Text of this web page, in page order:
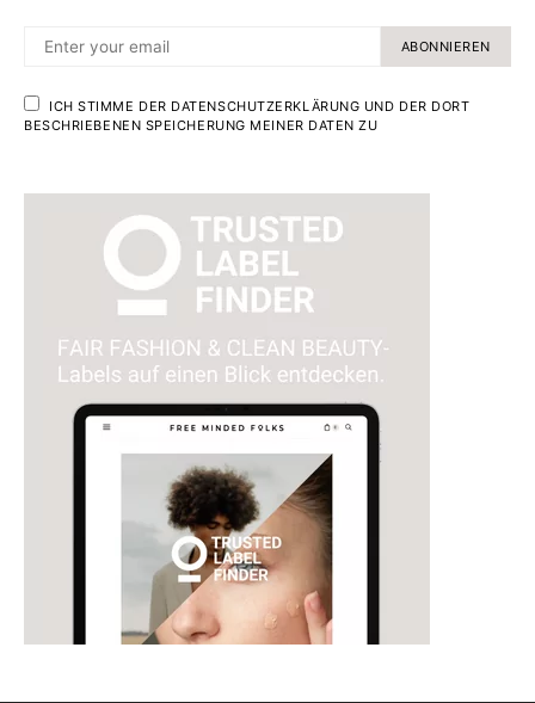
ABONNIEREN
ICH STIMME DER DATENSCHUTZERKLÄRUNG UND DER DORT
BESCHRIEBENEN SPEICHERUNG MEINER DATEN ZU